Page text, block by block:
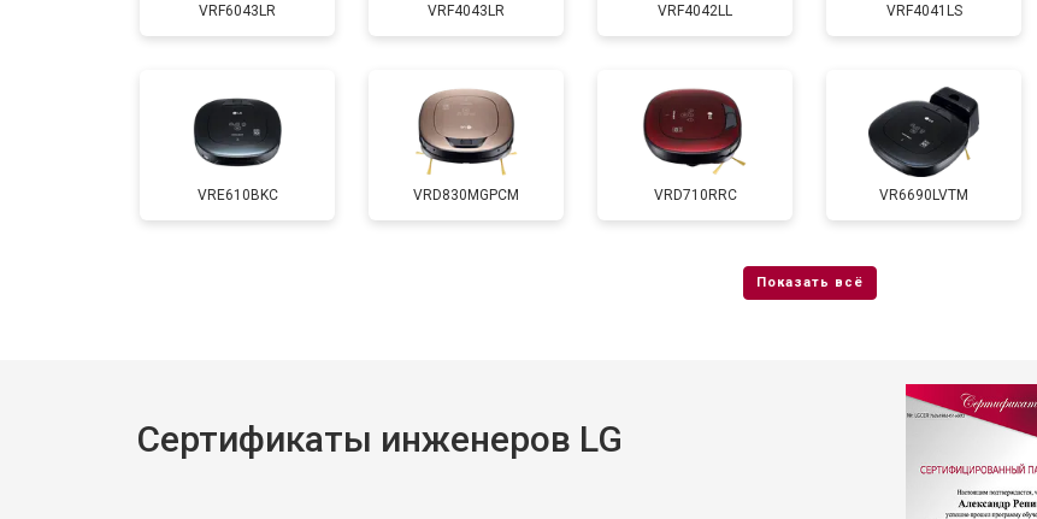
VRF6043LR VRF4043LR VRF4042LL VRF4041LS
VRE610BKC VRD830MGPCM VRD710RRC VR6690LVTM
Сертификаты инженеров LG